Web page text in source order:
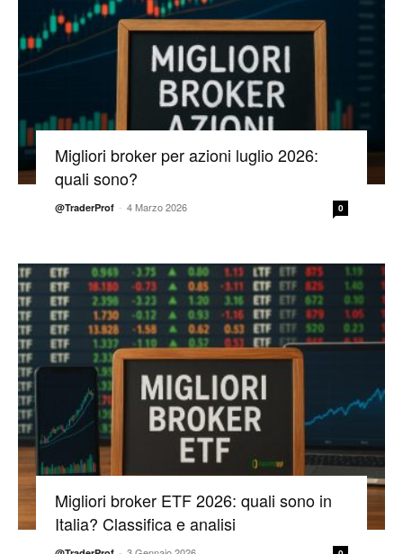
Migliori broker per azioni luglio 2026:
quali sono?
@TraderProf - 4 Marzo 2026 0
Migliori broker ETF 2026: quali sono in
Italia? Classifica e analisi